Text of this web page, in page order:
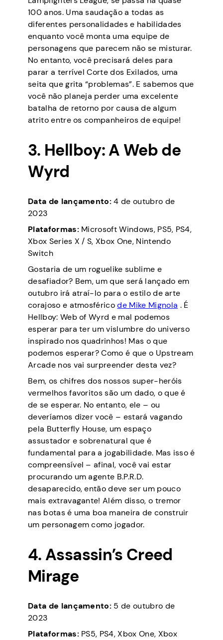
100 anos. Uma saudação a todas as
diferentes personalidades e habilidades
enquanto você monta uma equipe de
personagens que parecem não se misturar.
No entanto, você precisará deles para
parar a terrível Corte dos Exilados, uma
seita que grita “problemas”. E sabemos que
você não planeja perder uma excelente
batalha de retorno por causa de algum
atrito entre os companheiros de equipe!
3. Hellboy: A Web de
Wyrd
Data de lançamento:4 de outubro de
2023
Plataformas:Microsoft Windows, PS5, PS4,
Xbox Series X / S, Xbox One, Nintendo
Switch
Gostaria de um roguelike sublime e
desafiador? Bem, um que será lançado em
outubro irá atraí-lo para o estilo de arte
corajoso e atmosféricode Mike Mignola . É
Hellboy: Web of Wyrd e mal podemos
esperar para ter um vislumbre do universo
inspirado nos quadrinhos! Mas o que
podemos esperar? Como é que o Upstream
Arcade nos vai surpreender desta vez?
Bem, os chifres dos nossos super-heróis
vermelhos favoritos são um dado, o que é
de se esperar. No entanto, ele – ou
deveríamos dizer você – estará vagando
pela Butterfly House, um espaço
assustador e sobrenatural que é
fundamental para a jogabilidade. Mas isso é
compreensível – afinal, você vai estar
procurando um agente B.P.R.D.
desaparecido, então deve ser um pouco
mais extravagante! Além disso, o tremor
nas botas é uma boa maneira de construir
um personagem como jogador.
4. Assassin’s Creed
Mirage
Data de lançamento: 5 de outubro de
2023
Plataformas:PS5, PS4, Xbox One, Xbox